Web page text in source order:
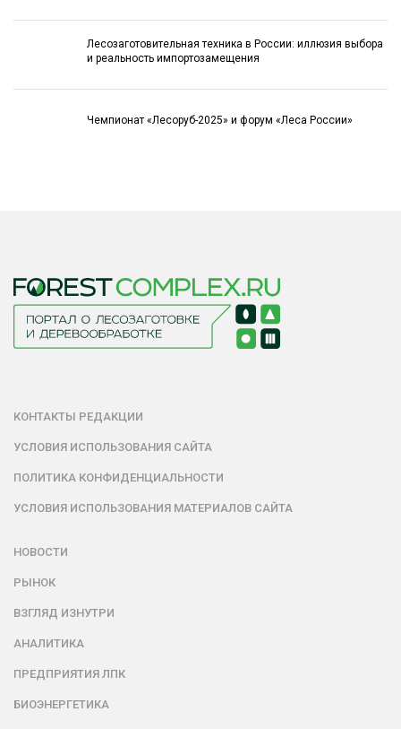
Лесозаготовительная техника в России: иллюзия выбора
и реальность импортозамещения
Чемпионат «Лесоруб-2025» и форум «Леса России»
КОНТАКТЫ РЕДАКЦИИ
УСЛОВИЯ ИСПОЛЬЗОВАНИЯ САЙТА
ПОЛИТИКА КОНФИДЕНЦИАЛЬНОСТИ
УСЛОВИЯ ИСПОЛЬЗОВАНИЯ МАТЕРИАЛОВ САЙТА
НОВОСТИ
РЫНОК
ВЗГЛЯД ИЗНУТРИ
АНАЛИТИКА
ПРЕДПРИЯТИЯ ЛПК
БИОЭНЕРГЕТИКА